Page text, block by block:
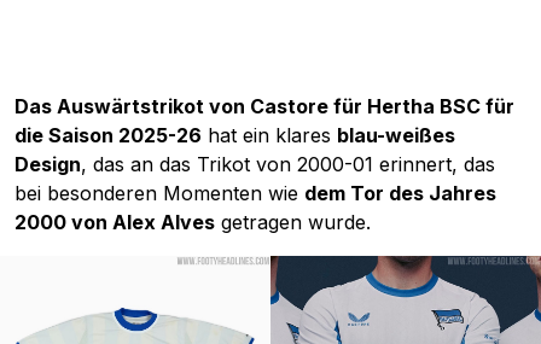
Das Auswärtstrikot von Castore für Hertha BSC für
die Saison 2025-26 hat ein klares blau-weißes
Design, das an das Trikot von 2000-01 erinnert, das
bei besonderen Momenten wie dem Tor des Jahres
2000 von Alex Alves getragen wurde.